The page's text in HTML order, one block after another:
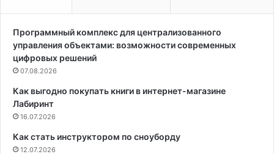
Программный комплекс для централизованного
управления объектами: возможности современных
цифровых решений
07.08.2026
Как выгодно покупать книги в интернет-магазине
Лабиринт
16.07.2026
Как стать инструктором по сноуборду
12.07.2026